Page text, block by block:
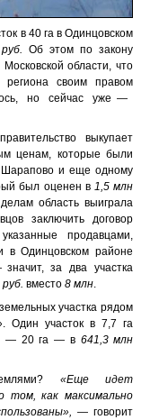
в 40 га в Одинцовском
Об этом по закону
области, что
своим правом
но сейчас уже —
выкупает
ценам, которые были
Шарапово и еще одному
был оценен в 1,5 млн
область выиграла
заключить договор
продавцами,
в Одинцовском районе
за два участка
вместо 8 млн
участка рядом
Один участок в 7,7 га
— 20 га — в 641,3 млн
«Еще идет
том, как максимально
— говорит